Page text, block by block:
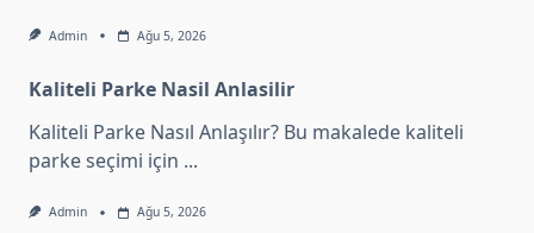
Admin Ağu 5, 2026
Kaliteli Parke Nasil Anlasilir
Kaliteli Parke Nasıl Anlaşılır? Bu makalede kaliteli
parke seçimi için ...
Admin Ağu 5, 2026